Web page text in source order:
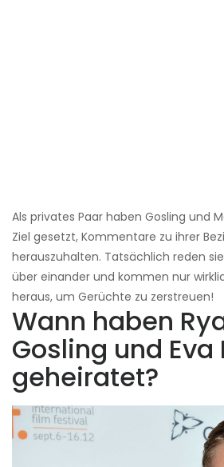
Als privates Paar haben Gosling und
Ziel gesetzt, Kommentare zu ihrer
herauszuhalten. Tatsächlich reden
über einander und kommen nur
heraus, um Gerüchte zu zerstreuen!
Wann haben
Gosling und Eva
geheiratet?